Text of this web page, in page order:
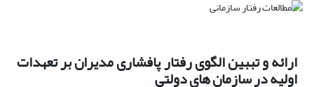
ارائه و تببین الگوی رفتار پافشاری مدیران بر تعهدات
اولیه در سازمان های دولتی